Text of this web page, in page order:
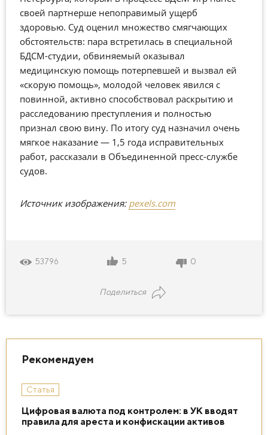
своей партнерше непоправимый ущерб
здоровью. Суд оценил множество смягчающих
обстоятельств: пара встретилась в специальной
БДСМ-студии, обвиняемый оказывал
медицинскую помощь потерпевшей и вызвал ей
«скорую помощь», молодой человек явился с
повинной, активно способствовал раскрытию и
расследованию преступления и полностью
признал свою вину. По итогу суд назначил очень
мягкое наказание — 1,5 года исправительных
работ, рассказали в Объединенной пресс-службе
судов.
Источник изображения: pexels.com
53796 5 0
Поделиться
Рекомендуем
Статья
Цифровая валюта под контролем: в УК вводят
правила для ареста и конфискации активов